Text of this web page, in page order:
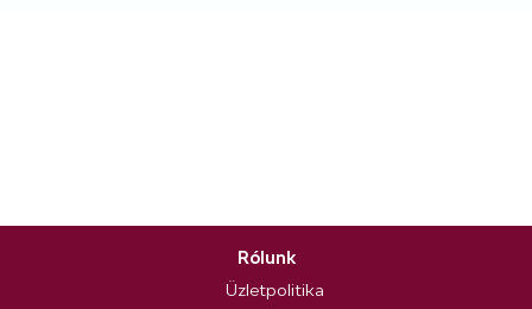
Rólunk
Üzletpolitika